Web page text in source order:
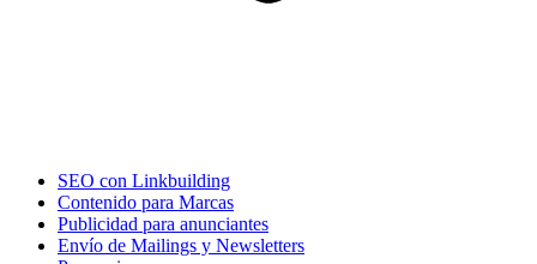
SEO con Linkbuilding
Contenido para Marcas
Publicidad para anunciantes
Envío de Mailings y Newsletters